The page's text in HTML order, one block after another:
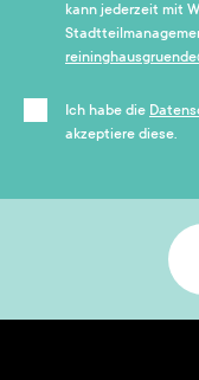
kann jederzeit mit
Ich habe die
akzeptiere diese.